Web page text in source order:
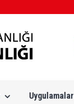
Uygulamalar